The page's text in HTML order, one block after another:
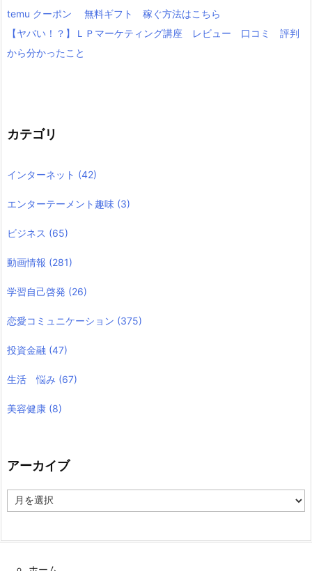
temu クーポン 無料ギフト 稼ぐ方法はこちら
【ヤバい！？】ＬＰマーケティング講座 レビュー 口コミ 評判
から分かったこと
カテゴリ
インターネット (42)
エンターテーメント趣味 (3)
ビジネス (65)
動画情報 (281)
学習自己啓発 (26)
恋愛コミュニケーション (375)
投資金融 (47)
生活 悩み (67)
美容健康 (8)
アーカイブ
ー